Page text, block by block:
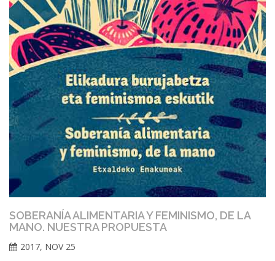
SOBERANÍA ALIMENTARIA Y FEMINISMO, DE LA
MANO. NUESTRA PROPUESTA
2017, NOV 25